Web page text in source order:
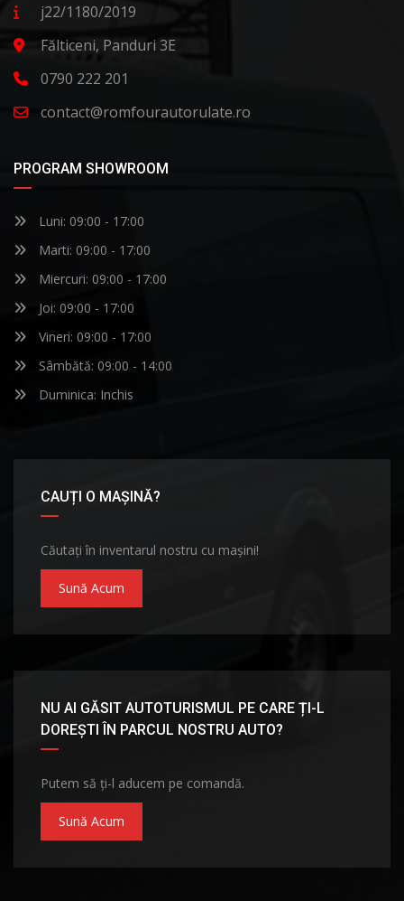
j22/1180/2019
Fălticeni, Panduri 3E
0790 222 201
contact@romfourautorulate.ro
PROGRAM SHOWROOM
Luni: 09:00 - 17:00
Marti: 09:00 - 17:00
Miercuri: 09:00 - 17:00
Joi: 09:00 - 17:00
Vineri: 09:00 - 17:00
Sâmbătă: 09:00 - 14:00
Duminica: Inchis
CAUȚI O MAȘINĂ?
Căutați în inventarul nostru cu mașini!
Sună Acum
NU AI GĂSIT AUTOTURISMUL PE CARE ȚI-L
DOREȘTI ÎN PARCUL NOSTRU AUTO?
Putem să ți-l aducem pe comandă.
Sună Acum